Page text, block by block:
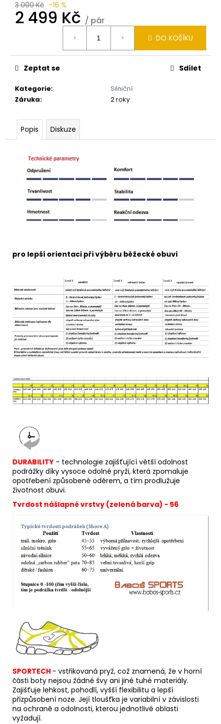
3 000 Kč –16 %
2 499 Kč / pár
DO KOŠÍKU
Kategorie:
Silniční
Záruka: 2 roky
Zeptat se Sdílet
Popis Diskuze
pro lepší orientaci při výběru běžecké obuvi
DURABILITY - technologie zajišťující větší odolnost
podrážky díky vysoce odolné pryži, která zpomaluje
opotřebení způsobené oděrem, a tím prodlužuje
životnost obuvi.
Tvrdost nášlapné vrstvy (zelená barva) - 56
SPORTECH - vstřikovaná pryž, což znamená, že v horní
části boty nejsou žádné švy ani jiné tuhé materiály.
Zajišťuje lehkost, pohodlí, vyšší flexibilitu a lepší
přizpůsobení noze. Její tloušťka je variabilní v závislosti
na ochraně a odolnosti, kterou jednotlivé oblasti
vyžadují.